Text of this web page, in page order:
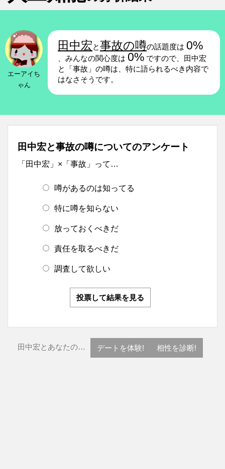
エーアイち
ゃん
田中宏と事故の噂の話題度は 0%
、みんなの関心度は 0% ですので、田中宏
と「事故」の噂は、特に語られるべき内容で
はなさそうです。
田中宏と事故の噂についてのアンケート
「田中宏」×「事故」って…
噂があるのは知ってる
特に噂を知らない
放っておくべきだ
責任を取るべきだ
調査して欲しい
投票して結果を見る
田中宏とあなたの… デートを体験! 相性を診断!